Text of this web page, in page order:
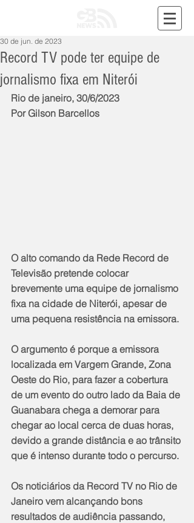
Record TV pode ter equipe de
jornalismo fixa em Niterói
30 de jun. de 2023
Rio de janeiro, 30/6/2023
Por Gilson Barcellos
O alto comando da Rede Record de
Televisão pretende colocar
brevemente uma equipe de jornalismo
fixa na cidade de Niterói, apesar de
uma pequena resistência na emissora.
O argumento é porque a emissora
localizada em Vargem Grande, Zona
Oeste do Rio, para fazer a cobertura
de um evento do outro lado da Baia de
Guanabara chega a demorar para
chegar ao local cerca de duas horas,
devido a grande distância e ao trânsito
que é intenso durante todo o percurso.
Os noticiários da Record TV no Rio de
Janeiro vem alcançando bons
resultados de audiência passando,